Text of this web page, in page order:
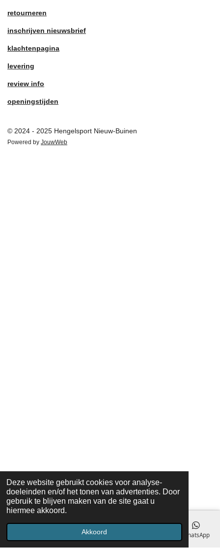
Deze website gebruikt cookies voor analyse-
doeleinden en/of het tonen van advertenties. Door
gebruik te blijven maken van de site gaat u
hiermee akkoord.
Akkoord
retourneren
inschrijven nieuwsbrief
klachtenpagina
levering
review info
openingstijden
© 2024 - 2025 Hengelsport Nieuw-Buinen
Powered by JouwWeb
Telefoonnummer WhatsApp